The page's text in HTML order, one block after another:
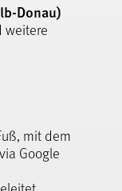
Donau)
weitere
mit dem
Google